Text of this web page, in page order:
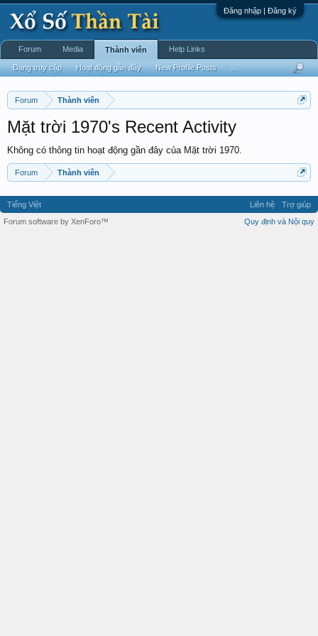
Đăng nhập | Đăng ký
Forum Thành viên
Mặt trời 1970's Recent Activity
Không có thông tin hoạt động gần đây của Mặt trời 1970.
Forum Thành viên
Forum Media Thành viên
Đang truy cập Hoạt động gần đây New Profile Posts
Help Links
Tiếng Việt Liên hệ
Trợ giúp
Quy định và Nội quy
Forum software by XenForo™